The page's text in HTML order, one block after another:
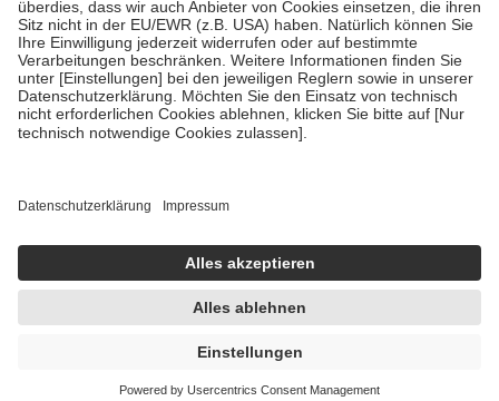
mit Ausnahme der Fahrkosten
• Untersuchungen zur Vorsorge und Früherkennung, die von der
GKV getragen werden
• empfohlenen Schutzimpfungen
• Harn- und Blutteststreifen
getroffen, um sicherzustellen, dass es sich um echte Bewertungen
https://help.etrusted.com/hc/de/articles/4419944605341
Einige Bilder und Inhalte wurden unter Zuhilfenahme künstlicher